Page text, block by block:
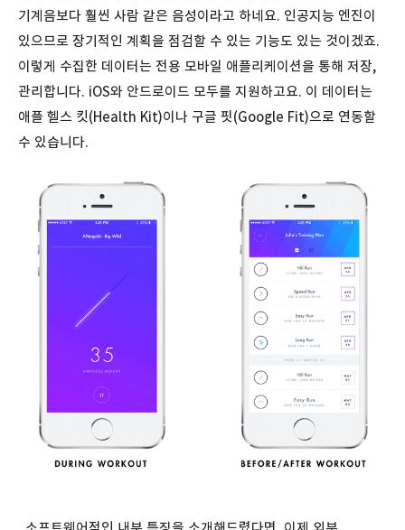
기계음보다 훨씬 사람 같은 음성이라고 하네요. 인공지능 엔진이
있으므로 장기적인 계획을 점검할 수 있는 기능도 있는 것이겠죠.
이렇게 수집한 데이터는 전용 모바일 애플리케이션을 통해 저장,
관리합니다. iOS와 안드로이드 모두를 지원하고요. 이 데이터는
애플 헬스 킷(Health Kit)이나 구글 핏(Google Fit)으로 연동할
수 있습니다.